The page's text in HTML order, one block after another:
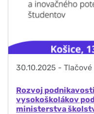
30.10.2025 -
Rozvoj
vysokoškolákov
ministerstva